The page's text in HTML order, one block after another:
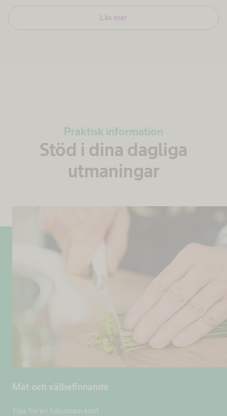
Läs mer
Praktisk information
Stöd i dina dagliga
utmaningar
Mat och välbefinnande
Tips för en hälsosam kost.